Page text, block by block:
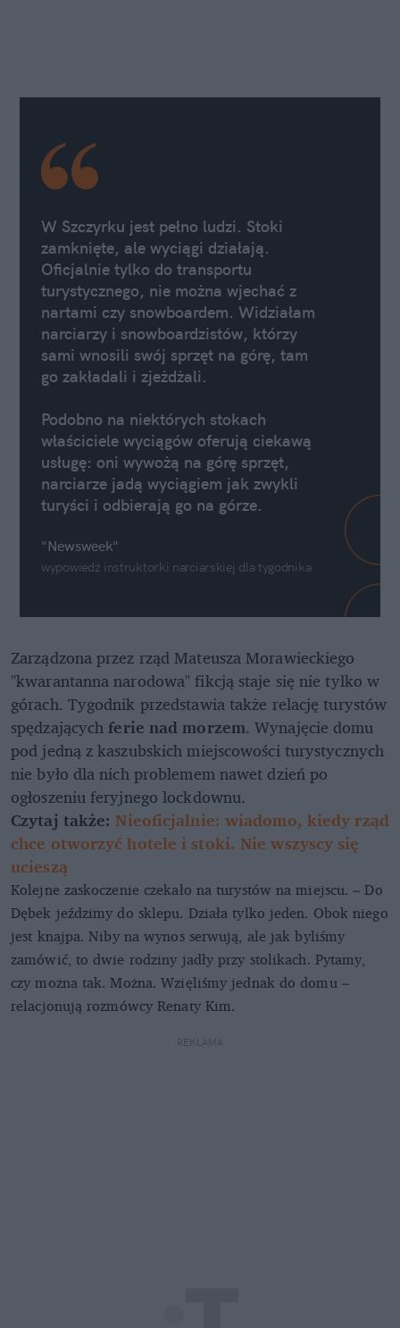
"Newsweek"
wypowiedź instruktorki narciarskiej dla tygodnika
W Szczyrku jest pełno ludzi. Stoki
zamknięte, ale wyciągi działają.
Oficjalnie tylko do transportu
turystycznego, nie można wjechać z
nartami czy snowboardem. Widziałam
narciarzy i snowboardzistów, którzy
sami wnosili swój sprzęt na górę, tam
go zakładali i zjeżdżali.
Podobno na niektórych stokach
właściciele wyciągów oferują ciekawą
usługę: oni wywożą na górę sprzęt,
narciarze jadą wyciągiem jak zwykli
turyści i odbierają go na górze.
Zarządzona przez rząd Mateusza Morawieckiego
"kwarantanna narodowa" fikcją staje się nie tylko w
górach. Tygodnik przedstawia także relację turystów
spędzającychferie nad morzem. Wynajęcie domu
pod jedną z kaszubskich miejscowości turystycznych
nie było dla nich problemem nawet dzień po
ogłoszeniu feryjnego lockdownu.
Czytaj także:Nieoficjalnie: wiadomo, kiedy rząd
chce otworzyć hotele i stoki. Nie wszyscy się
ucieszą
Kolejne zaskoczenie czekało na turystów na miejscu. – Do
Dębek jeździmy do sklepu. Działa tylko jeden. Obok niego
jest knajpa. Niby na wynos serwują, ale jak byliśmy
zamówić, to dwie rodziny jadły przy stolikach. Pytamy,
czy można tak. Można. Wzięliśmy jednak do domu –
relacjonują rozmówcy Renaty Kim.
REKLAMA